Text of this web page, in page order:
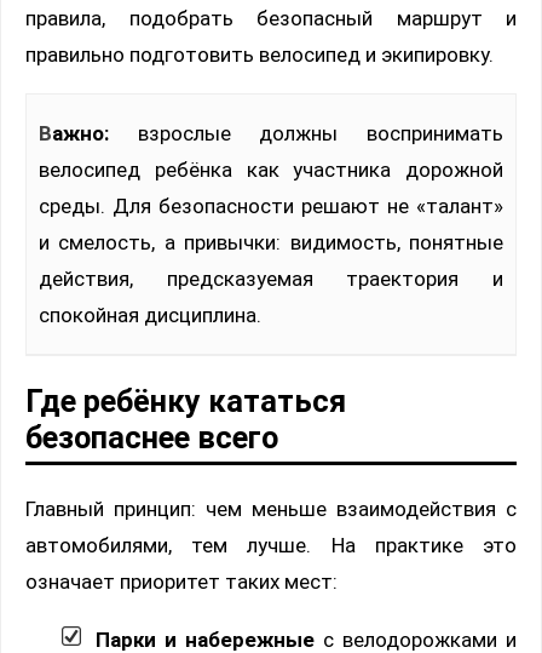
правила, подобрать безопасный маршрут и
правильно подготовить велосипед и экипировку.
Важно: взрослые должны воспринимать
велосипед ребёнка как участника дорожной
среды. Для безопасности решают не «талант»
и смелость, а привычки: видимость, понятные
действия, предсказуемая траектория и
спокойная дисциплина.
Где ребёнку кататься
безопаснее всего
Главный принцип: чем меньше взаимодействия с
автомобилями, тем лучше. На практике это
означает приоритет таких мест:
Парки и набережные с велодорожками и